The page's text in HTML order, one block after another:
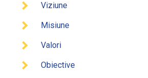
Viziune
Misiune
Valori
Obiective